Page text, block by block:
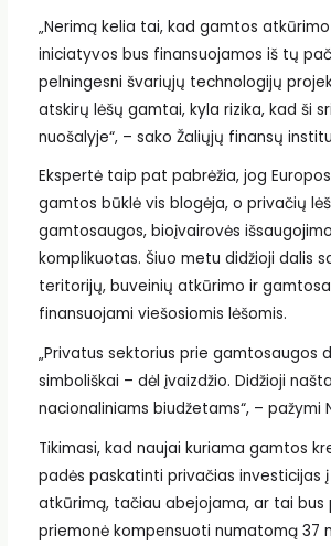
„Nerimą kelia tai, kad gamtos
iniciatyvos bus finansuojamos iš tų
pelningesni švariųjų technologijų
atskirų lėšų gamtai, kyla rizika, kad ši
nuošalyje“, – sako Žaliųjų finansų
Ekspertė taip pat pabrėžia, jog
gamtos būklė vis blogėja, o privačių
gamtosaugos, bioįvairovės
komplikuotas. Šiuo metu didžioji dalis
teritorijų, buveinių atkūrimo ir
finansuojami viešosiomis lėšomis.
„Privatus sektorius prie gamtosaugos
simboliškai – dėl įvaizdžio. Didžioji
nacionaliniams biudžetams“, – pažymi
Tikimasi, kad naujai kuriama gamtos
padės paskatinti privačias investicijas
atkūrimą, tačiau abejojama, ar tai bus
priemonė kompensuoti numatomą 37